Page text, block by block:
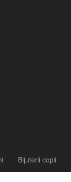
Bijuterii copii